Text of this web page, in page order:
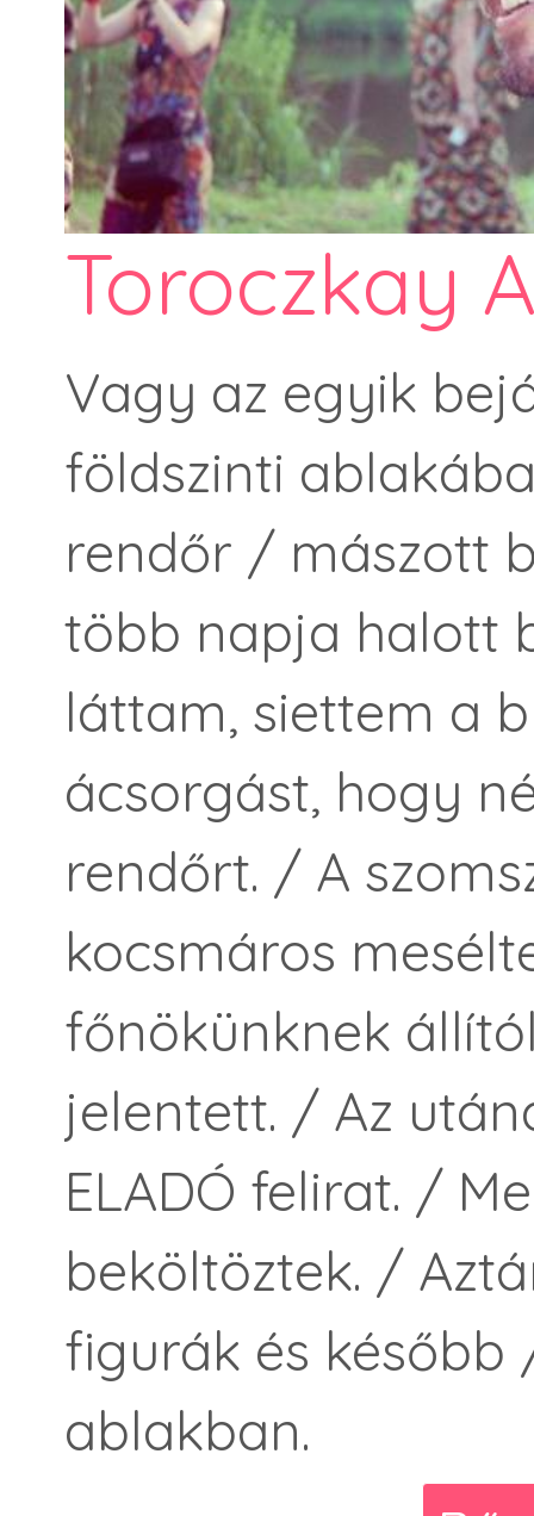
Toroczkay
Vagy az egyik
földszinti
rendőr / mászott
több napja halott
láttam, siettem a
ácsorgást, hogy
rendőrt. / A
kocsmáros
főnökünknek
jelentett. / Az
ELADÓ felirat. /
beköltöztek. /
figurák és később
ablakban.